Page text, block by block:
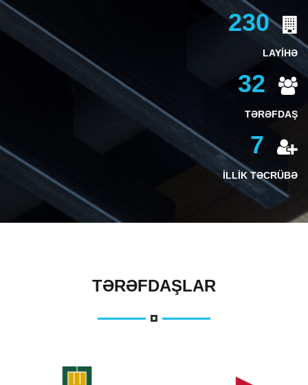
230
LAYİHƏ
32
TƏRƏFDAŞ
7
İLLİK TƏCRÜBƏ
TƏRƏFDAŞLAR